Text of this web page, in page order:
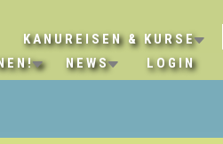
KANUREISEN & KURSE
NEWS LOGIN